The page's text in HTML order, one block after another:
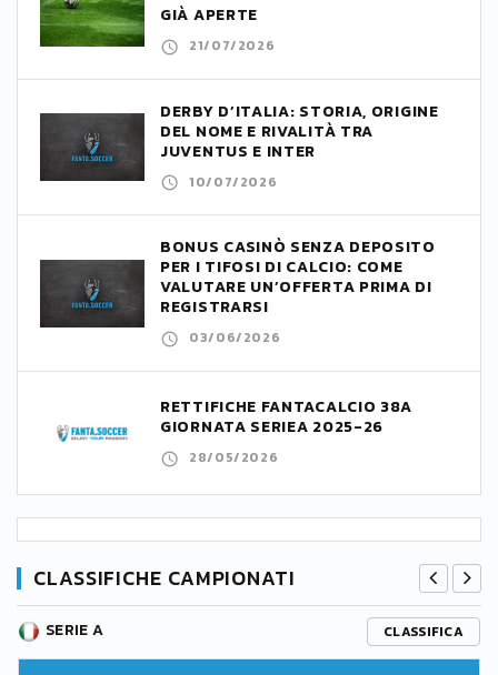
GIÀ APERTE
21/07/2026
DERBY D’ITALIA: STORIA, ORIGINE
DEL NOME E RIVALITÀ TRA
JUVENTUS E INTER
10/07/2026
BONUS CASINÒ SENZA DEPOSITO
PER I TIFOSI DI CALCIO: COME
VALUTARE UN’OFFERTA PRIMA DI
REGISTRARSI
03/06/2026
RETTIFICHE FANTACALCIO 38A
GIORNATA SERIEA 2025-26
28/05/2026
CLASSIFICHE CAMPIONATI
SERIE A CLASSIFICA